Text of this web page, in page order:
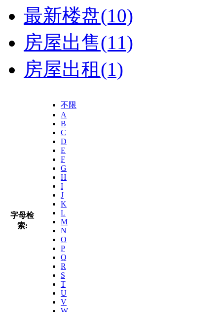
最新楼盘(10)
房屋出售(11)
房屋出租(1)
字母检
索:
不限
A
B
C
D
E
F
G
H
I
J
K
L
M
N
O
P
Q
R
S
T
U
V